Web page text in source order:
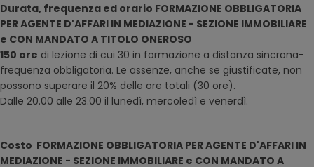
Durata, frequenza ed orario FORMAZIONE OBBLIGATORIA
PER AGENTE D'AFFARI IN MEDIAZIONE - SEZIONE IMMOBILIARE
e CON MANDATO A TITOLO ONEROSO
150 ore di lezione di cui 30 in formazione a distanza sincrona−
frequenza obbligatoria. Le assenze, anche se giustificate, non
possono superare il 20% delle ore totali (30 ore).
Dalle 20.00 alle 23.00 il lunedì, mercoledì e venerdì.
Costo FORMAZIONE OBBLIGATORIA PER AGENTE D'AFFARI IN
MEDIAZIONE - SEZIONE IMMOBILIARE e CON MANDATO A